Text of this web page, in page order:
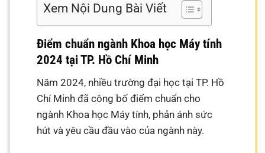
Xem Nội Dung Bài Viết
Điểm chuẩn ngành Khoa học Máy tính
2024 tại TP. Hồ Chí Minh
Năm 2024, nhiều trường đại học tại TP. Hồ
Chí Minh đã công bố điểm chuẩn cho
ngành Khoa học Máy tính, phản ánh sức
hút và yêu cầu đầu vào của ngành này.